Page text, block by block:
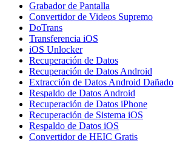
Grabador de Pantalla
Convertidor de Videos Supremo
DoTrans
Transferencia iOS
iOS Unlocker
Recuperación de Datos
Recuperación de Datos Android
Extracción de Datos Android Dañado
Respaldo de Datos Android
Recuperación de Datos iPhone
Recuperación de Sistema iOS
Respaldo de Datos iOS
Convertidor de HEIC Gratis